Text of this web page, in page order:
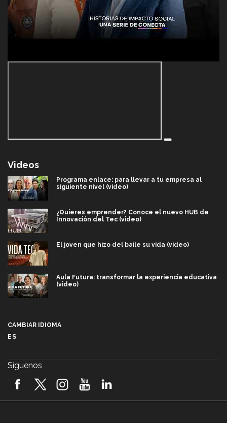
Videos
Programa enlace: para llevar a tu empresa al
siguiente nivel (video)
¿Quieres emprender? Conoce el nuevo HUB de
Innovación del Tec (video)
El joven que hizo del baile su vida (video)
Aula Futura: transformar la experiencia educativa
(video)
2026! (video)
CAMBIAR IDIOMA
ES
Síguenos